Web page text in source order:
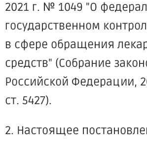
2021 г. № 1049 "О
государственном
в сфере обращения
средств" (Собрание
Российской Федерации,
ст. 5427).
2. Настоящее